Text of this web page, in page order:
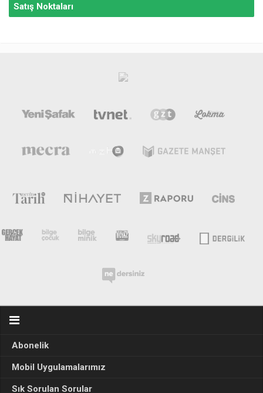
Satış Noktaları
Abonelik
Mobil Uygulamalarımız
Sık Sorulan Sorular